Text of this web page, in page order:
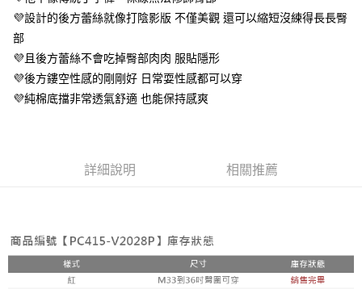
易，需依本服務之必要範圍內提供個人資料，並將交易相關給付款項請求債
２．關於個人資料處理事宜，請瀏覽以下網址：
https://aftee.tw/terms/#terms3
３．未成年的使用者請事先徵得法定代理人或監護人之同意方可使用
「AFTEE先享後付」，若未經同意申辦者引起之損失，本公司不負相關責
任。
恩沛科技股份有限公司將有權停止該用戶之使用額度並採取法律行動。
付款後7-11取貨
每筆NT$80，滿NT$799(含以上)免運費
宅配
每筆NT$80，滿NT$799(含以上)免運費
💜設計的後方蕾絲就像打陰影版 不僅美觀 還可以縮短沒練得長長臀
部
💜且後方蕾絲不會吃掉臀部肉肉 服貼隱形
💜後方鏤空性感的剛剛好 日常耍性感都可以穿
💜純棉底擋非常透氣舒適 也能保持感爽
詳細說明 相關推薦